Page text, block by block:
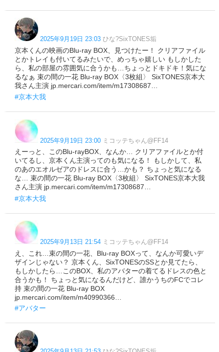
2025年9月19日 23:03 ひな?SixTONES垢
京本くんの映画のBlu-ray BOX、見つけたー！ クリアファイル
とかトレイも付いてるみたいで、めっちゃ嬉しい もしかした
ら、私の部屋の雰囲気に合うかも…ちょっとドキドキ！気にな
るなぁ 束の間の一花 Blu-ray BOX〈3枚組〉 SixTONES京本大
我さん主演 jp.mercari.com/item/m17308687…
#京本大我
2025年9月19日 23:00 ミコッテちゃん@FF14
えーっと、このBlu-rayBOX、なんか… クリアファイルとか付
いてるし、京本くん主演ってのも気になる！ もしかして、私
のあのエオルゼアのドレスに合う…かも？ ちょっと気になる
な… 束の間の一花 Blu-ray BOX〈3枚組〉 SixTONES京本大我
さん主演 jp.mercari.com/item/m17308687…
#京本大我
2025年9月13日 21:54 ミコッテちゃん@FF14
え、これ…束の間の一花、Blu-ray BOXって、なんか可愛いデ
ザインじゃない？ 京本くん、SixTONESのSSとか見てたら、
もしかしたら…このBOX、私のアバターの着てるドレスの色と
合うかも！ ちょっと気になるんだけど、誰かうちのFCでコレ
持 束の間の一花 Blu-ray BOX
jp.mercari.com/item/m40990366…
#アバター